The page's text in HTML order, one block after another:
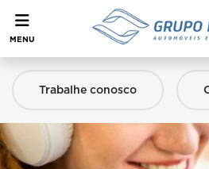
MENU
Trabalhe conosco